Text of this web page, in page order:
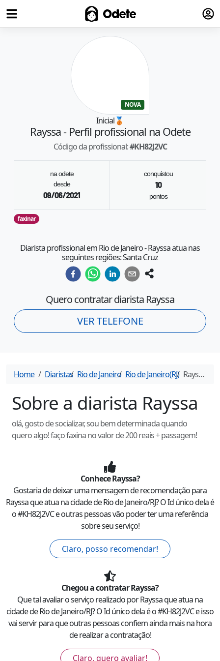
Odete
NOVA
Inicial🥉
Rayssa- Perfil profissional na Odete
Código da profissional:#KH82J2VC
na odete
desde
09/06/2021
conquistou
10
pontos
faxinar
Diarista profissional em Rio de Janeiro - Rayssa atua nas
seguintes regiões: Santa Cruz
Quero contratar diarista Rayssa
VER TELEFONE
Home Diaristas Rio de Janeiro Rio de Janeiro(RJ) Rayssa
Sobre a diarista Rayssa
olá, gosto de socializar, sou bem determinada quando
quero algo! faço faxina no valor de 200 reais + passagem!
ConheceRayssa?
Gostaria de deixar uma mensagem de recomendação para
Rayssaque atua na cidade deRio de Janeiro/RJ? O Id único dela é
o #KH82J2VCe outras pessoas vão poder ter uma referência
sobre seu serviço!
Claro, posso recomendar!
Chegou a contratarRayssa?
Que tal avaliar o serviço realizado porRayssaque atua na
cidade deRio de Janeiro/RJ? O Id único dela é o #KH82J2VCe isso
vai servir para que outras pessoas confiem ainda mais na hora
de realizar a contratação!
Claro, quero avaliar!